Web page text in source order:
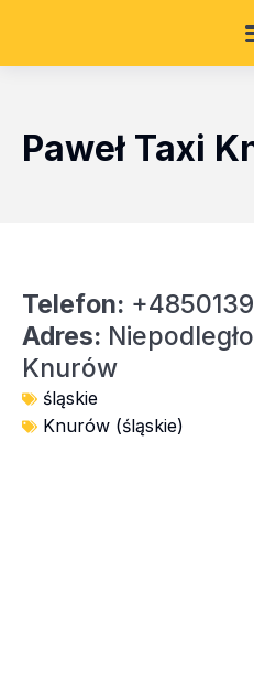
Paweł Taxi
Telefon:
Adres:
Knurów
śląskie
Knurów (śląskie)